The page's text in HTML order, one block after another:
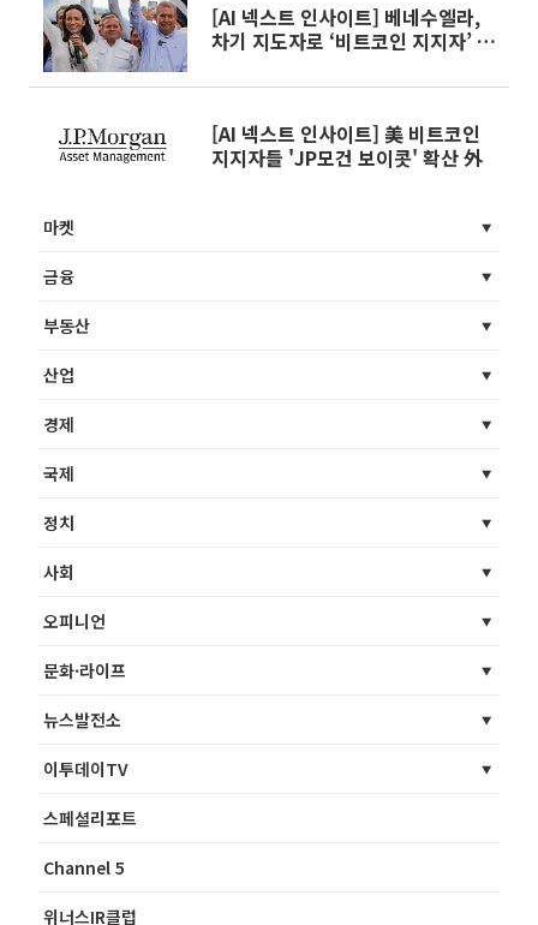
[AI 넥스트 인사이트] 베네수엘라,
차기 지도자로 ‘비트코인 지지자’ 마
[AI 넥스트 인사이트] 美 비트코인
지지자들 'JP모건 보이콧' 확산 外
마켓
금융
부동산
산업
경제
국제
정치
사회
오피니언
문화·라이프
뉴스발전소
이투데이TV
스페셜리포트
Channel 5
위너스IR클럽